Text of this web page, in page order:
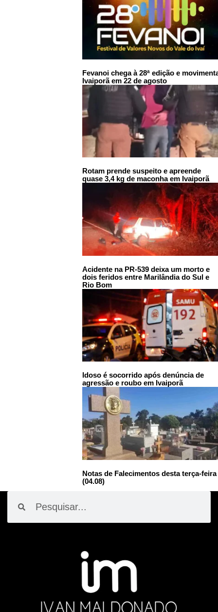
Fevanoi chega à 28ª edição e
Ivaiporã em 22 de agosto
Rotam prende suspeito e apreende
quase 3,4 kg de maconha em Ivaiporã
Acidente na PR-539 deixa um morto e
dois feridos entre Marilândia do Sul e
Rio Bom
Idoso é socorrido após denúncia de
agressão e roubo em Ivaiporã
Notas de Falecimentos desta terça-feira
(04.08)